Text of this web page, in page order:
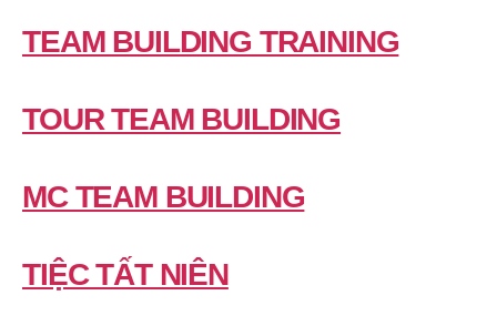
TEAM BUILDING TRAINING
TOUR TEAM BUILDING
MC TEAM BUILDING
TIỆC TẤT NIÊN